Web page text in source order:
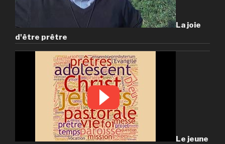
La joie
d'être prêtre
Le jeune